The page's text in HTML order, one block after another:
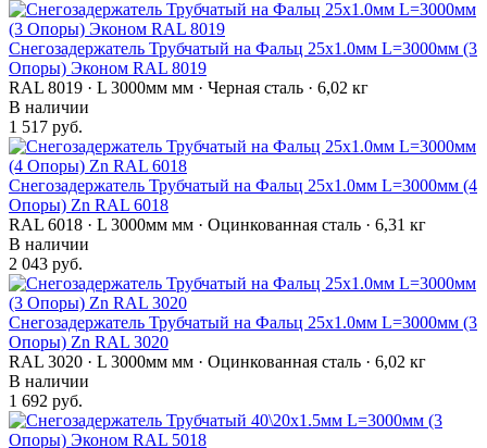
Снегозадержатель Трубчатый на Фальц 25х1.0мм L=3000мм (3
Опоры) Эконом RAL 8019
RAL 8019 · L 3000мм мм · Черная сталь · 6,02 кг
В наличии
1 517 руб.
Снегозадержатель Трубчатый на Фальц 25х1.0мм L=3000мм (4
Опоры) Zn RAL 6018
RAL 6018 · L 3000мм мм · Оцинкованная сталь · 6,31 кг
В наличии
2 043 руб.
Снегозадержатель Трубчатый на Фальц 25х1.0мм L=3000мм (3
Опоры) Zn RAL 3020
RAL 3020 · L 3000мм мм · Оцинкованная сталь · 6,02 кг
В наличии
1 692 руб.